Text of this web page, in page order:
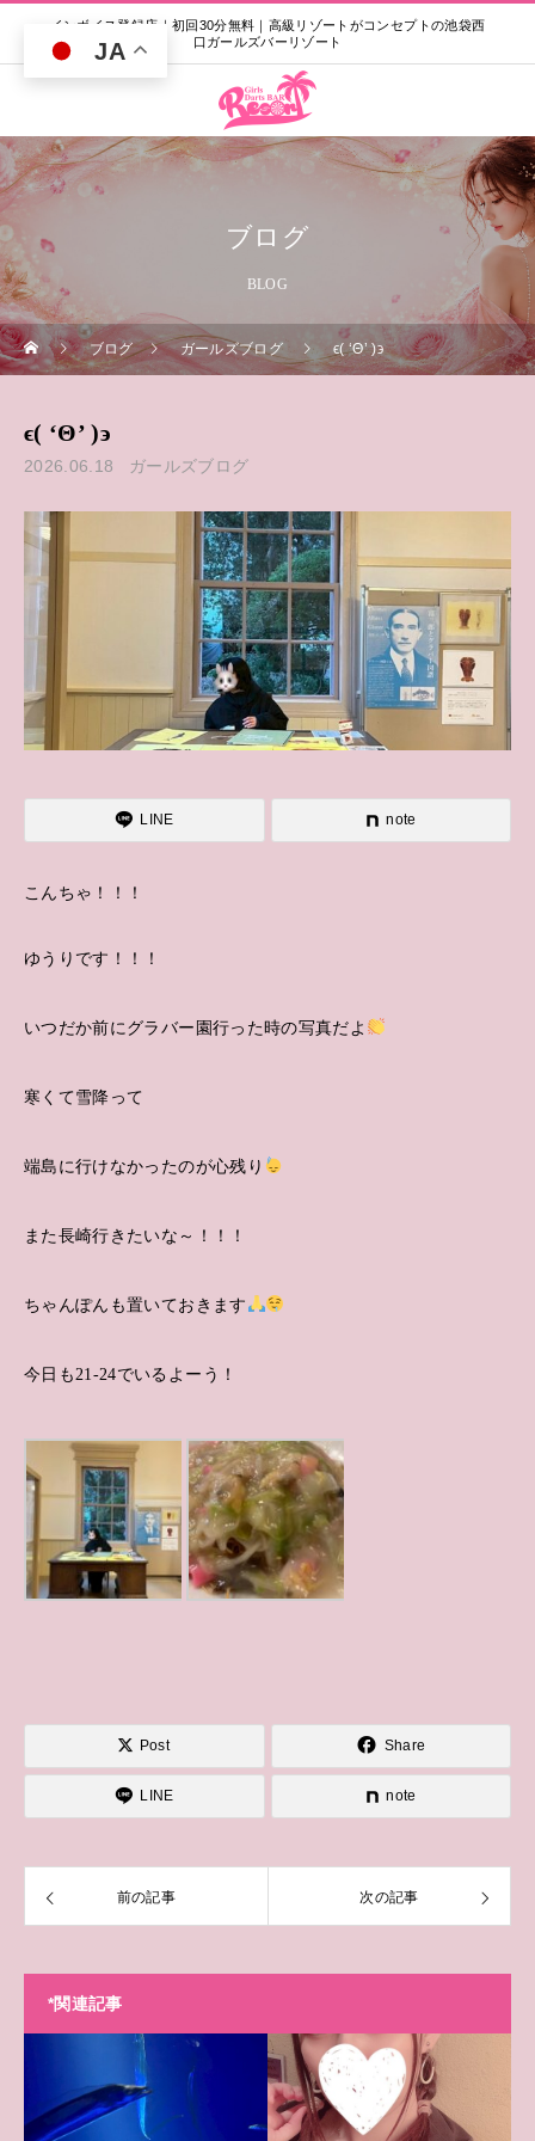
インボイス登録店｜初回30分無料｜高級リゾートがコンセプトの池袋西
口ガールズバーリゾート
ブログ
BLOG
ブログ ガールズブログ ϵ( ‘Θ’ )϶
ϵ( ‘Θ’ )϶
2026.06.18 ガールズブログ
LINE note
こんちゃ！！！
ゆうりです！！！
いつだか前にグラバー園行った時の写真だよ
寒くて雪降って
端島に行けなかったのが心残り
また長崎行きたいな～！！！
ちゃんぽんも置いておきます
今日も21-24でいるよーう！
Post Share
LINE note
前の記事 次の記事
*関連記事
JA